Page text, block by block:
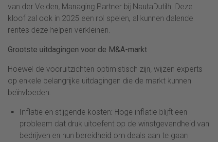
van der Velden, Managing Partner bij NautaDutilh. Deze
kloof zal ook in 2025 een rol spelen, al kunnen dalende
rentes deze helpen verkleinen.
Grootste uitdagingen voor de M&A-markt
Hoewel de vooruitzichten optimistisch zijn, wijzen experts
op enkele belangrijke uitdagingen die de markt kunnen
beïnvloeden:
Inflatie en stijgende kosten: Hoge inflatie blijft een
probleem dat druk uitoefent op de winstgevendheid van
bedrijven en hun bereidheid om deals aan te gaan